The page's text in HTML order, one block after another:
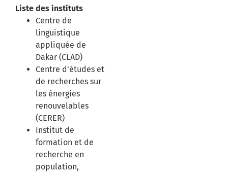
Liste des instituts
Centre de
linguistique
appliquée de
Dakar (CLAD)
Centre d’études et
de recherches sur
les énergies
renouvelables
(CERER)
Institut de
formation et de
recherche en
population,